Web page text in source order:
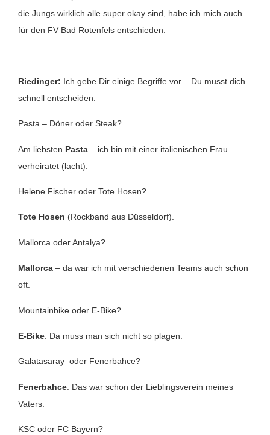
die Jungs wirklich alle super okay sind, habe ich mich auch
für den FV Bad Rotenfels entschieden.
Riedinger: Ich gebe Dir einige Begriffe vor – Du musst dich
schnell entscheiden.
Pasta – Döner oder Steak?
Am liebsten Pasta – ich bin mit einer italienischen Frau
verheiratet (lacht).
Helene Fischer oder Tote Hosen?
Tote Hosen (Rockband aus Düsseldorf).
Mallorca oder Antalya?
Mallorca – da war ich mit verschiedenen Teams auch schon
oft.
Mountainbike oder E-Bike?
E-Bike . Da muss man sich nicht so plagen.
Galatasaray oder Fenerbahce?
Fenerbahce . Das war schon der Lieblingsverein meines
Vaters.
KSC oder FC Bayern?